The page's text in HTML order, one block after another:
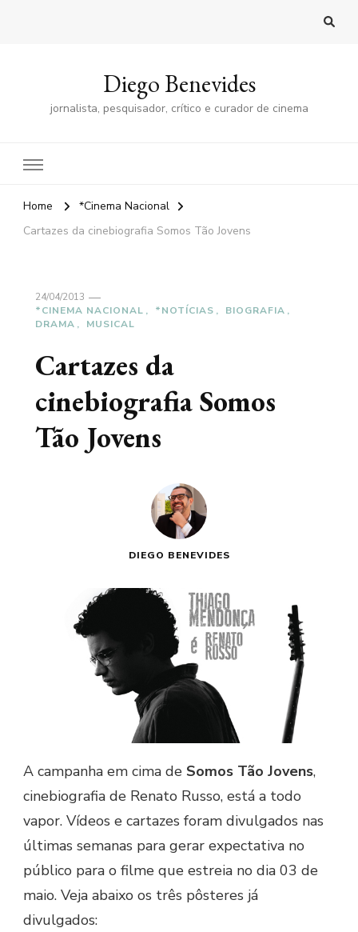
Diego Benevides
jornalista, pesquisador, crítico e curador de cinema
Home
*Cinema Nacional
Cartazes da cinebiografia Somos Tão Jovens
24/04/2013
*CINEMA NACIONAL
*NOTÍCIAS
BIOGRAFIA
DRAMA
MUSICAL
Cartazes da
cinebiografia Somos
Tão Jovens
DIEGO BENEVIDES
A campanha em cima de Somos Tão Jovens,
cinebiografia de Renato Russo, está a todo
vapor. Vídeos e cartazes foram divulgados nas
últimas semanas para gerar expectativa no
público para o filme que estreia no dia 03 de
maio. Veja abaixo os três pôsteres já
divulgados: